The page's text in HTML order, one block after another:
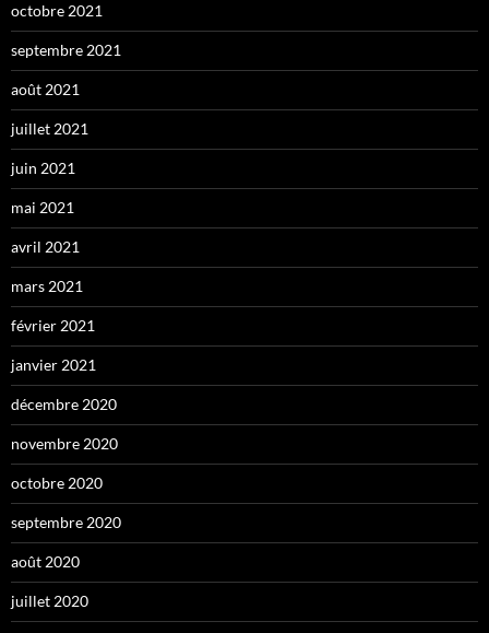
octobre 2021
septembre 2021
août 2021
juillet 2021
juin 2021
mai 2021
avril 2021
mars 2021
février 2021
janvier 2021
décembre 2020
novembre 2020
octobre 2020
septembre 2020
août 2020
juillet 2020